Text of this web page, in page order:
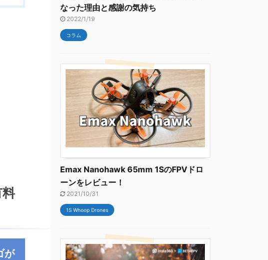
が
なった理由と感謝の気持ち
2022/1/19
コラム
Emax Nanohawk 65mm 1SのFPVドロ
ーンをレビュー！
2021/10/31
1S Whoop Drones